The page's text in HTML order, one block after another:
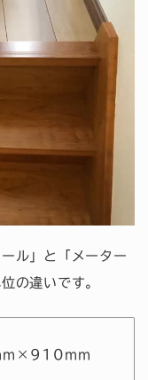
ル」と「メーター
の違いです。